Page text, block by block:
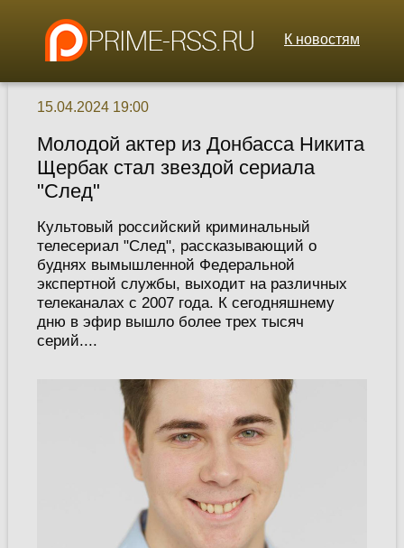
К новостям
15.04.2024 19:00
Молодой актер из Донбасса Никита
Щербак стал звездой сериала
"След"
Культовый российский криминальный
телесериал "След", рассказывающий о
буднях вымышленной Федеральной
экспертной службы, выходит на различных
телеканалах с 2007 года. К сегодняшнему
дню в эфир вышло более трех тысяч
серий....